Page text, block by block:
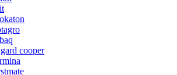
cooper